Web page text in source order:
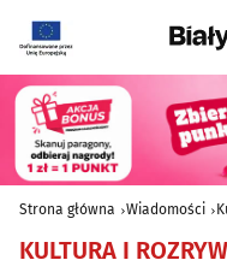
Strona główna Wiadomości
KULTURA I